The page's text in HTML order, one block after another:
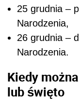
25 grudnia –
Narodzenia,
26 grudnia –
Narodzenia.
Kiedy
lub święto